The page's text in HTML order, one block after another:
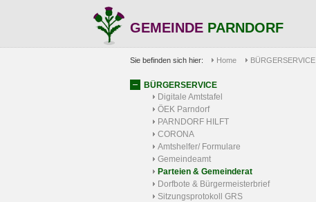
GEMEINDE PARNDORF
Sie befinden sich hier: Home BÜRGERSERVICE
BÜRGERSERVICE
Digitale Amtstafel
ÖEK Parndorf
PARNDORF HILFT
CORONA
Amtshelfer/ Formulare
Gemeindeamt
Parteien & Gemeinderat
Dorfbote & Bürgermeisterbrief
Sitzungsprotokoll GRS